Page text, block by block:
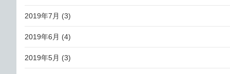
2019年7月 (3)
2019年6月 (4)
2019年5月 (3)